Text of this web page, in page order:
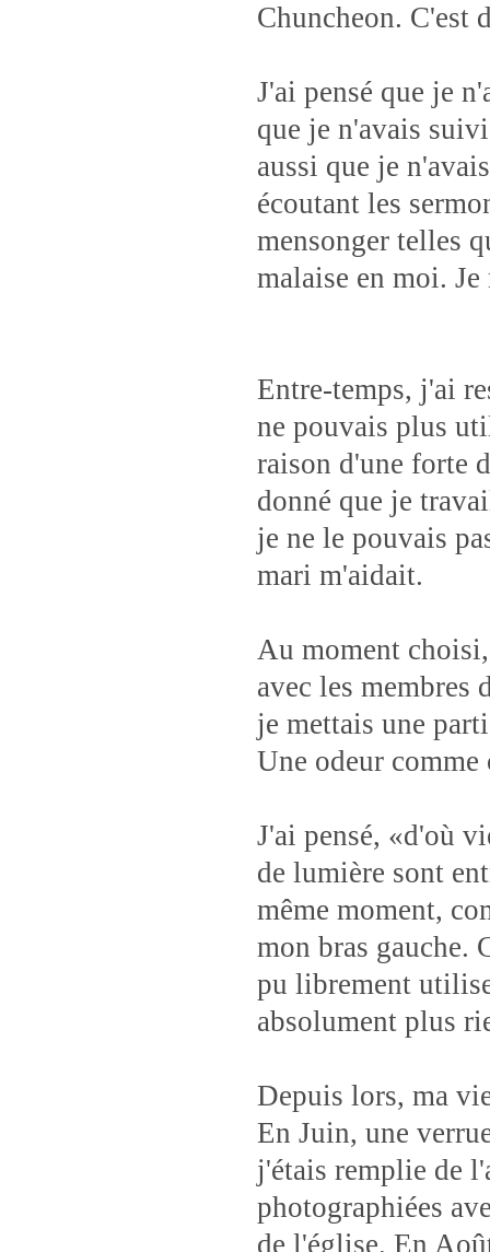
Chuncheon. C'est
J'ai pensé que je
que je n'avais
aussi que je
écoutant les
mensonger telles
malaise en moi.
Entre-temps, j'ai
ne pouvais plus
raison d'une forte
donné que je
je ne le pouvais
mari m'aidait.
Au moment
avec les membres
je mettais une
Une odeur
J'ai pensé, «d'où
de lumière sont
même moment,
mon bras gauche.
pu librement
absolument plus
Depuis lors, ma
En Juin, une
j'étais remplie de
photographiées
de l'église. En